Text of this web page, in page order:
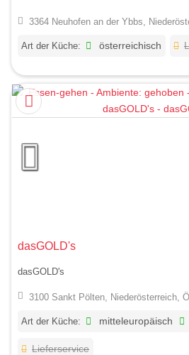
3364 Neuhofen an der Ybbs,
Art der Küche: österreichisch
dasGOLD's
dasGOLD's
3100 Sankt Pölten, Niederösterreich,
Art der Küche: mitteleuropäisch
Lieferservice